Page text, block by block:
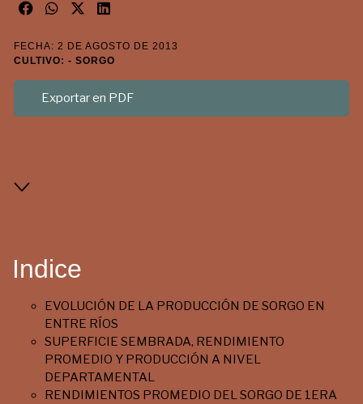
FECHA: 2 DE AGOSTO DE 2013
CULTIVO: - SORGO
Exportar en PDF
Indice
EVOLUCIÓN DE LA PRODUCCIÓN DE SORGO EN
ENTRE RÍOS
SUPERFICIE SEMBRADA, RENDIMIENTO
PROMEDIO Y PRODUCCIÓN A NIVEL
DEPARTAMENTAL
RENDIMIENTOS PROMEDIO DEL SORGO DE 1ERA